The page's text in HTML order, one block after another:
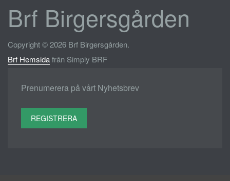
Brf Birgersgården
Copyright © 2026 Brf Birgersgården.
Brf Hemsidafrån Simply BRF
Prenumerera på vårt Nyhetsbrev
REGISTRERA